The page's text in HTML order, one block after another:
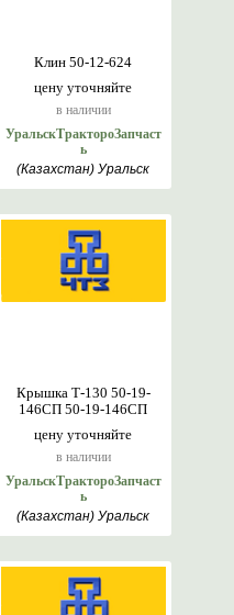
цену уточняйте
в наличии
Клин 50-12-624
УральскТрактороЗапчаст
ь
(Казахстан) Уральск
цену уточняйте
в наличии
Крышка Т-130 50-19-
146СП 50-19-146СП
УральскТрактороЗапчаст
ь
(Казахстан) Уральск